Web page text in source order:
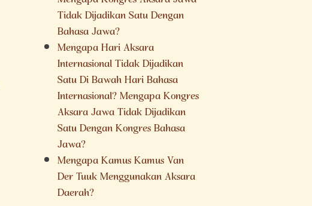
Tidak Dijadikan Satu Dengan
Bahasa Jawa?
Mengapa Hari Aksara
Internasional Tidak Dijadikan
Satu Di Bawah Hari Bahasa
Internasional? Mengapa Kongres
Aksara Jawa Tidak Dijadikan
Satu Dengan Kongres Bahasa
Jawa?
Mengapa Kamus Kamus Van
Der Tuuk Menggunakan Aksara
Daerah?